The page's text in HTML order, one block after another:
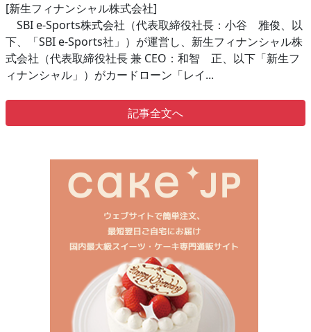
[新生フィナンシャル株式会社]
SBI e-Sports株式会社（代表取締役社長：小谷 雅俊、以
下、「SBI e-Sports社」）が運営し、新生フィナンシャル株
式会社（代表取締役社長 兼 CEO：和智 正、以下「新生フ
ィナンシャル」）がカードローン「レイ...
記事全文へ